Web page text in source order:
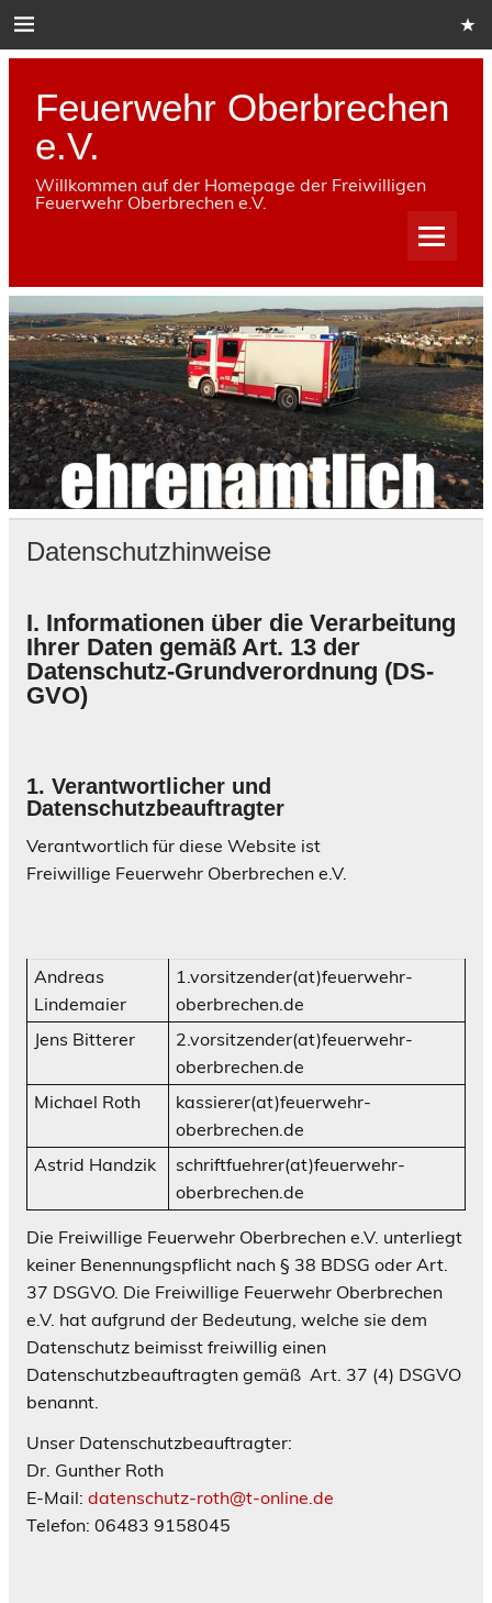
to
Feuerwehr Oberbrechen
e.V.
Willkommen auf der Homepage der Freiwilligen
Feuerwehr Oberbrechen e.V.
Datenschutzhinweise
I. Informationen über die Verarbeitung
Ihrer Daten gemäß Art. 13 der
Datenschutz-Grundverordnung (DS-
GVO)
1. Verantwortlicher und
Datenschutzbeauftragter
Verantwortlich für diese Website ist
Freiwillige Feuerwehr Oberbrechen e.V.
Andreas
Lindemaier
1.vorsitzender(at)feuerwehr-
oberbrechen.de
Jens Bitterer
2.vorsitzender(at)feuerwehr-
oberbrechen.de
Michael Roth
kassierer(at)feuerwehr-
oberbrechen.de
Astrid Handzik
schriftfuehrer(at)feuerwehr-
oberbrechen.de
Die Freiwillige Feuerwehr Oberbrechen e.V. unterliegt
keiner Benennungspflicht nach § 38 BDSG oder Art.
37 DSGVO. Die Freiwillige Feuerwehr Oberbrechen
e.V. hat aufgrund der Bedeutung, welche sie dem
Datenschutz beimisst freiwillig einen
Datenschutzbeauftragten gemäß Art. 37 (4) DSGVO
benannt.
Unser Datenschutzbeauftragter:
Dr. Gunther Roth
E-Mail: datenschutz-roth@t-online.de
Telefon: 06483 9158045